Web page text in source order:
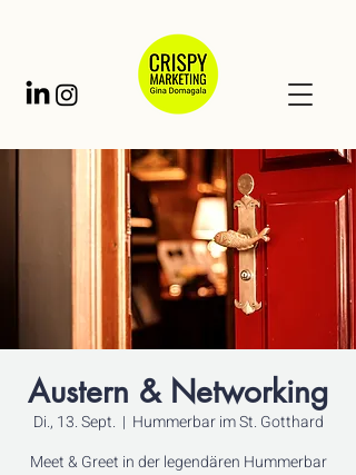
Austern & Networking
Di., 13. Sept.
  |
Hummerbar im St. Gotthard
Meet & Greet in der legendären Hummerbar